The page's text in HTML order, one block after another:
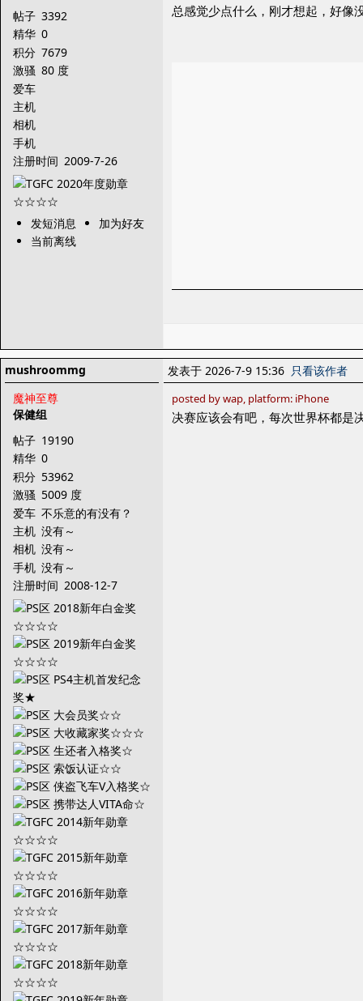
帖子 3392
精华 0
积分 7679
激骚 80 度
爱车
主机
相机
手机
注册时间 2009-7-26
发短消息
加为好友
当前离线
总感觉少点什么，刚才想起，好像
mushroommg
魔神至尊
保健组
帖子 19190
精华 0
积分 53962
激骚 5009 度
爱车 不乐意的有没有？
主机 没有～
相机 没有～
手机 没有～
注册时间 2008-12-7
发表于 2026-7-9 15:36 只看该作者
posted by wap, platform: iPhone
决赛应该会有吧，每次世界杯都是